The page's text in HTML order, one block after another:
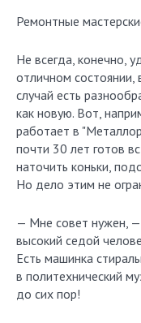
Ремонтные
Не всегда, конечно,
отличном
случай есть
как новую. Вот,
работает в
почти 30 лет готов
наточить коньки,
Но дело этим не
— Мне совет нужен,
высокий седой
Есть машинка
в политехнический
до сих пор!